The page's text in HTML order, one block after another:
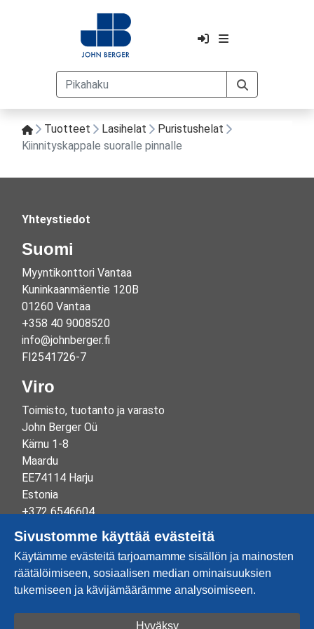
Tuotteet Lasihelat
Puristushelat
Kiinnityskappale suoralle pinnalle
Yhteystiedot
Suomi
Myyntikonttori Vantaa
Kuninkaanmäentie 120B
01260 Vantaa
+358 40 9008520
info@johnberger.fi
FI2541726-7
Viro
Toimisto, tuotanto ja varasto
John Berger Oü
Kärnu 1-8
Maardu
EE74114 Harju
Estonia
+372 6546604
info@johnberger.ee
Reg.nr 10265834
EE100332513
Sivustomme käyttää evästeitä
Käytämme evästeitä tarjoamamme sisällön ja mainosten
räätälöimiseen, sosiaalisen median ominaisuuksien
tukemiseen ja kävijämäärämme analysoimiseen.
Hyväksy